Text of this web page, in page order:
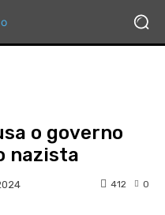
o governo
nazista
0
412